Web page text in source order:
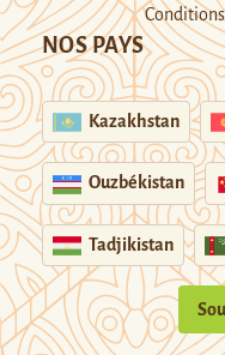
NOS PAYS
Kazakhstan
Ouzbékistan
Tadjikistan